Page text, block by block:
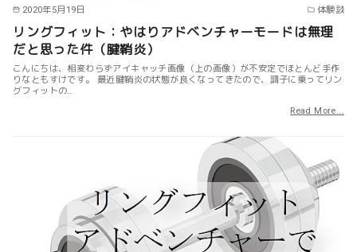
2020年5月19日 体験談
リングフィット：やはりアドベンチャーモードは無理
だと思った件（腱鞘炎）
こんにちは、相変わらずアイキャッチ画像（上の画像）が不安定でほとんど手作
りなともすけです。 最近腱鞘炎の状態が良くなってきたので、調子に乗ってリン
グフィットの…
Read More...